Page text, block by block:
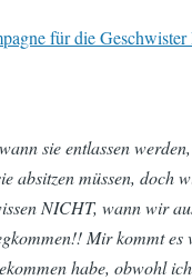
sie entlassen
absitzen müssen, doch
NICHT, wann wir
Mir kommt es
habe, obwohl